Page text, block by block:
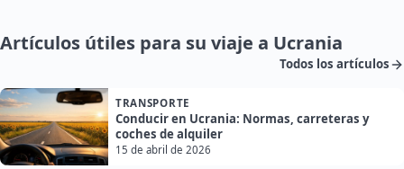
Artículos útiles para su viaje a Ucrania
Todos los artículos
TRANSPORTE
Conducir en Ucrania: Normas, carreteras y
coches de alquiler
15 de abril de 2026